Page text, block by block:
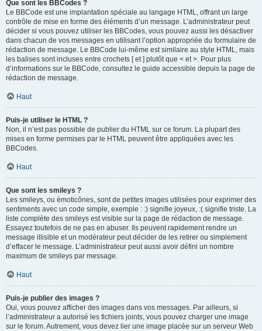
Que sont les BBCodes ?
Le BBCode est une implantation spéciale au langage HTML, offrant un large
contrôle de mise en forme des éléments d’un message. L’administrateur peut
décider si vous pouvez utiliser les BBCodes, vous pouvez aussi les désactiver
dans chacun de vos messages en utilisant l’option appropriée du formulaire de
rédaction de message. Le BBCode lui-même est similaire au style HTML, mais
les balises sont incluses entre crochets [ et ] plutôt que < et >. Pour plus
d’informations sur le BBCode, consultez le guide accessible depuis la page de
rédaction de message.
Haut
Puis-je utiliser le HTML ?
Non, il n’est pas possible de publier du HTML sur ce forum. La plupart des
mises en forme permises par le HTML peuvent être appliquées avec les
BBCodes.
Haut
Que sont les smileys ?
Les smileys, ou émoticônes, sont de petites images utilisées pour exprimer des
sentiments avec un code simple, exemple : :) signifie joyeux, :( signifie triste. La
liste complète des smileys est visible sur la page de rédaction de message.
Essayez toutefois de ne pas en abuser. Ils peuvent rapidement rendre un
message illisible et un modérateur peut décider de les retirer ou simplement
d’effacer le message. L’administrateur peut aussi avoir défini un nombre
maximum de smileys par message.
Haut
Puis-je publier des images ?
Oui, vous pouvez afficher des images dans vos messages. Par ailleurs, si
l’administrateur a autorisé les fichiers joints, vous pouvez charger une image
sur le forum. Autrement, vous devez lier une image placée sur un serveur Web